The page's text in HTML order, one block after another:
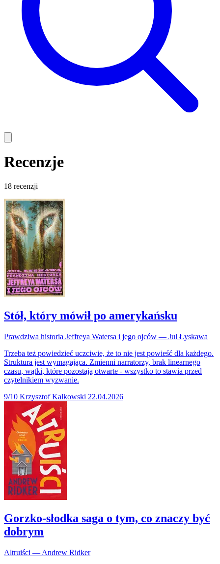
Recenzje
18 recenzji
Stół, który mówił po amerykańsku
Prawdziwa historia Jeffreya Watersa i jego ojców — Jul Łyskawa
Trzeba też powiedzieć uczciwie, że to nie jest powieść dla każdego.
Struktura jest wymagająca. Zmienni narratorzy, brak linearnego
czasu, wątki, które pozostają otwarte - wszystko to stawia przed
czytelnikiem wyzwanie.
9/10 Krzysztof Kalkowski 22.04.2026
Gorzko-słodka saga o tym, co znaczy być
dobrym
Altruiści — Andrew Ridker